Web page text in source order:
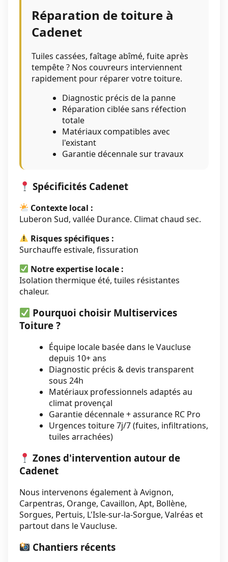
Réparation de toiture à
Cadenet
Tuiles cassées, faîtage abîmé, fuite après
tempête ? Nos couvreurs interviennent
rapidement pour réparer votre toiture.
Diagnostic précis de la panne
Réparation ciblée sans réfection
totale
Matériaux compatibles avec
l'existant
Garantie décennale sur travaux
Spécificités Cadenet
Contexte local :
Luberon Sud, vallée Durance. Climat chaud sec.
Risques spécifiques :
Surchauffe estivale, fissuration
Notre expertise locale :
Isolation thermique été, tuiles résistantes
chaleur.
Pourquoi choisir Multiservices
Toiture ?
Équipe locale basée dans le Vaucluse
depuis 10+ ans
Diagnostic précis & devis transparent
sous 24h
Matériaux professionnels adaptés au
climat provençal
Garantie décennale + assurance RC Pro
Urgences toiture 7j/7 (fuites, infiltrations,
tuiles arrachées)
Zones d'intervention autour de
Cadenet
Nous intervenons également à Avignon,
Carpentras, Orange, Cavaillon, Apt, Bollène,
Sorgues, Pertuis, L'Isle-sur-la-Sorgue, Valréas et
partout dans le Vaucluse.
Chantiers récents